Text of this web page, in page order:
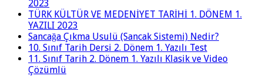
2023
TÜRK KÜLTÜR VE MEDENİYET TARİHİ 1. DÖNEM 1.
YAZILI 2023
Sancağa Çıkma Usulü (Sancak Sistemi) Nedir?
10. Sınıf Tarih Dersi 2. Dönem 1. Yazılı Test
11. Sınıf Tarih 2. Dönem 1. Yazılı Klasik ve Video
Çözümlü